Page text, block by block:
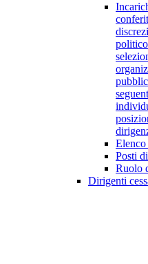
Posti
Ruolo
Dirigenti